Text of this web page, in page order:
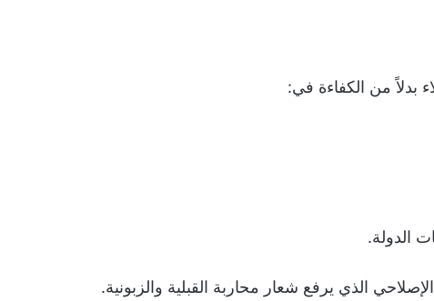
بدلاً من الكفاءة في:
الدولة.
الذي يرفع شعار محاربة القبلية والزبونية.